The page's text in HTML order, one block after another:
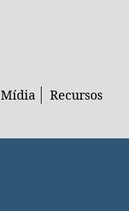
Mídia Recursos